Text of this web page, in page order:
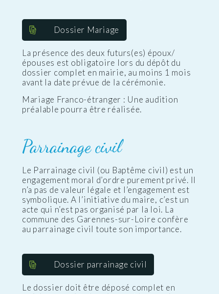
Dossier Mariage
La présence des deux futurs(es) époux/
épouses est obligatoire lors du dépôt du
dossier complet en mairie, au moins 1 mois
avant la date prévue de la cérémonie.
Mariage Franco-étranger : Une audition
préalable pourra être réalisée.
Parrainage civil
Le Parrainage civil (ou Baptême civil) est un
engagement moral d’ordre purement privé. Il
n’a pas de valeur légale et l’engagement est
symbolique. A l’initiative du maire, c’est un
acte qui n’est pas organisé par la loi. La
commune des Garennes-sur-Loire confère
au parrainage civil toute son importance.
Dossier parrainage civil
Le dossier doit être déposé complet en